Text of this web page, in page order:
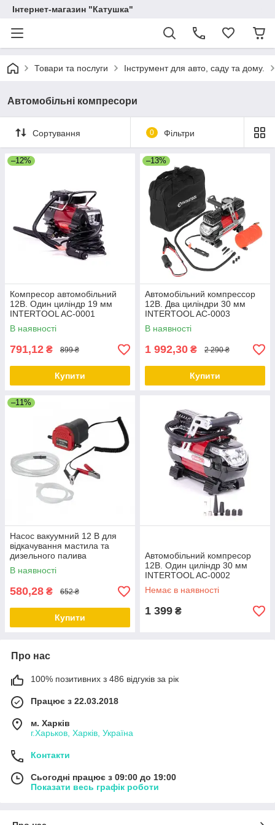
Інтернет-магазин "Катушка"
Товари та послуги Інструмент для авто, саду та дому.
Автомобільні компресори
Сортування 0 Фільтри
–12%
Компресор автомобільний
12В. Один циліндр 19 мм
INTERTOOL AC-0001
В наявності
791,12 ₴ 899 ₴
Купити
–13%
Автомобільний компрессор
12В. Два циліндри 30 мм
INTERTOOL AC-0003
В наявності
1 992,30 ₴ 2 290 ₴
Купити
–11%
Насос вакуумний 12 В для
відкачування мастила та
дизельного палива
INTERTOOL AC-0006
В наявності
580,28 ₴ 652 ₴
Купити
Автомобільний компресор
12В. Один циліндр 30 мм
INTERTOOL AC-0002
Немає в наявності
1 399 ₴
Про нас
100% позитивних з 486 відгуків за рік
Працює з 22.03.2018
м. Харків
г.Харьков, Харків, Україна
Контакти
Сьогодні працює з 09:00 до 19:00
Показати весь графік роботи